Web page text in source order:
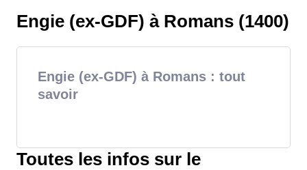
Engie (ex-GDF) à Romans (1400)
Engie (ex-GDF) à Romans : tout
savoir
Toutes les infos sur le